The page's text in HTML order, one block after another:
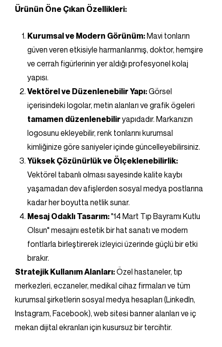
Ürünün Öne Çıkan Özellikleri:
Kurumsal ve Modern Görünüm:Mavi tonların
güven veren etkisiyle harmanlanmış, doktor, hemşire
ve cerrah figürlerinin yer aldığı profesyonel kolaj
yapısı.
Vektörel ve Düzenlenebilir Yapı:Görsel
içerisindeki logolar, metin alanları ve grafik ögeleri
tamamen düzenlenebiliryapıdadır. Markanızın
logosunu ekleyebilir, renk tonlarını kurumsal
kimliğinize göre saniyeler içinde güncelleyebilirsiniz.
Yüksek Çözünürlük ve Ölçeklenebilirlik:
Vektörel tabanlı olması sayesinde kalite kaybı
yaşamadan dev afişlerden sosyal medya postlarına
kadar her boyutta netlik sunar.
Mesaj Odaklı Tasarım:"14 Mart Tıp Bayramı Kutlu
Olsun" mesajını estetik bir hat sanatı ve modern
fontlarla birleştirerek izleyici üzerinde güçlü bir etki
bırakır.
Stratejik Kullanım Alanları:Özel hastaneler, tıp
merkezleri, eczaneler, medikal cihaz firmaları ve tüm
kurumsal şirketlerin sosyal medya hesapları (LinkedIn,
Instagram, Facebook), web sitesi banner alanları ve iç
mekan dijital ekranları için kusursuz bir tercihtir.